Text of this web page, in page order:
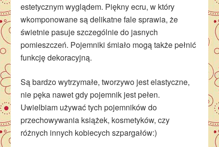
estetycznym wyglądem. Piękny ecru, w który
wkomponowane są delikatne fale sprawia, że
świetnie pasuje szczególnie do jasnych
pomieszczeń. Pojemniki śmiało mogą także pełnić
funkcję dekoracyjną.
Są bardzo wytrzymałe, tworzywo jest elastyczne,
nie pęka nawet gdy pojemnik jest pełen.
Uwielbiam używać tych pojemników do
przechowywania książek, kosmetyków, czy
różnych innych kobiecych szpargałów:)